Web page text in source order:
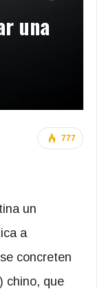
una
777
un
a
concreten
chino, que